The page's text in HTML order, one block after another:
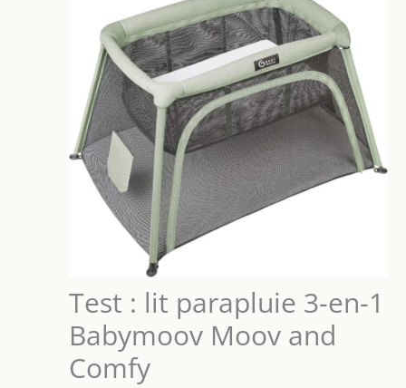
Test : lit parapluie 3-en-1
Babymoov Moov and
Comfy